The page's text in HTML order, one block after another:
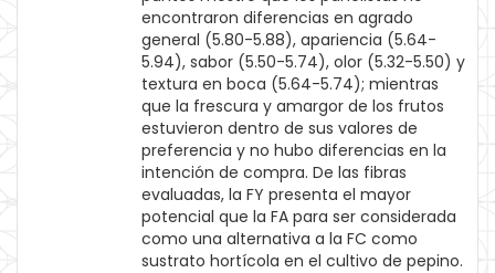
encontraron diferencias en agrado
general (5.80-5.88), apariencia (5.64-
5.94), sabor (5.50-5.74), olor (5.32-5.50) y
textura en boca (5.64-5.74); mientras
que la frescura y amargor de los frutos
estuvieron dentro de sus valores de
preferencia y no hubo diferencias en la
intención de compra. De las fibras
evaluadas, la FY presenta el mayor
potencial que la FA para ser considerada
como una alternativa a la FC como
sustrato hortícola en el cultivo de pepino.